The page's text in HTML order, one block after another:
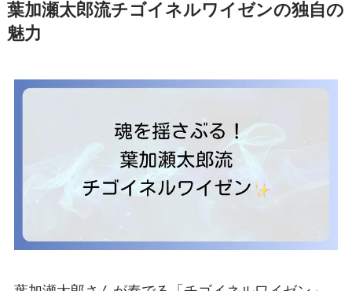
葉加瀬太郎流チゴイネルワイゼンの独自の
魅力